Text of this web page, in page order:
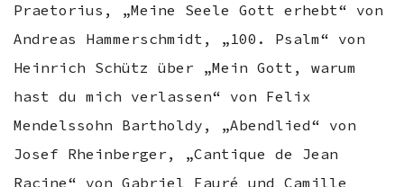
Praetorius, „Meine Seele Gott erhebt“ von
Andreas Hammerschmidt, „100. Psalm“ von
Heinrich Schütz über „Mein Gott, warum
hast du mich verlassen“ von Felix
Mendelssohn Bartholdy, „Abendlied“ von
Josef Rheinberger, „Cantique de Jean
Racine“ von Gabriel Fauré und Camille